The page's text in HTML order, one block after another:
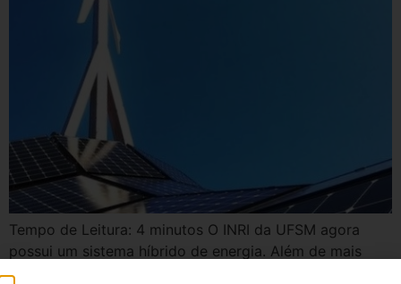
Tempo de Leitura: 4 minutos O INRI da UFSM agora
possui um sistema híbrido de energia. Além de mais
eficiente, é também mais sustentável. O Brasil segue um